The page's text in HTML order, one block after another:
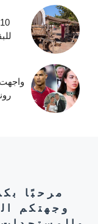
مرحبًا
وجهتكم